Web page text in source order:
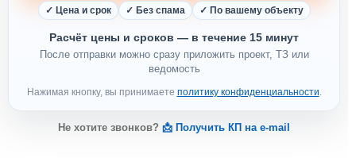
✓ Цена и срок ✓ Без спама ✓ По вашему объекту
Расчёт цены и сроков — в течение 15 минут
После отправки можно сразу приложить проект, ТЗ или
ведомость
Нажимая кнопку, вы принимаете политику конфиденциальности.
Не хотите звонков? 📩 Получить КП на e-mail